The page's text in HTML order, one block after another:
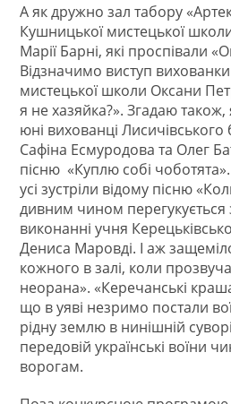
А як дружно зал табору
Кушницької мистецької
Марії Барні, які проспівали
Відзначимо виступ вихованки
мистецької школи Оксани
я не хазяйка?». Згадаю
юні вихованці Лисичівського
Сафіна Есмуродова та Олег
пісню «Куплю собі
усі зустріли відому пісню
дивним чином перегукується
виконанні учня
Дениса Маровді. І аж
кожного в залі, коли
неорана». «Керечанські
що в уяві незримо постали
рідну землю в нинішній
передовій українські воїни
ворогам.